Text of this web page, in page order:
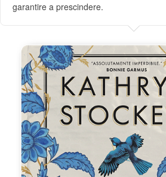
garantire a prescindere.